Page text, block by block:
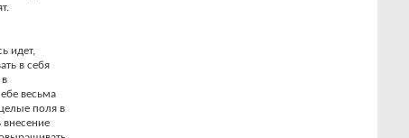
идет,
в себя
весьма
поля в